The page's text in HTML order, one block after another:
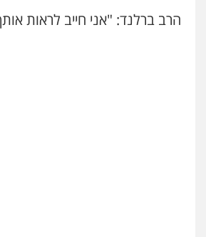
הרב ברלנד: "אני חייב לראות